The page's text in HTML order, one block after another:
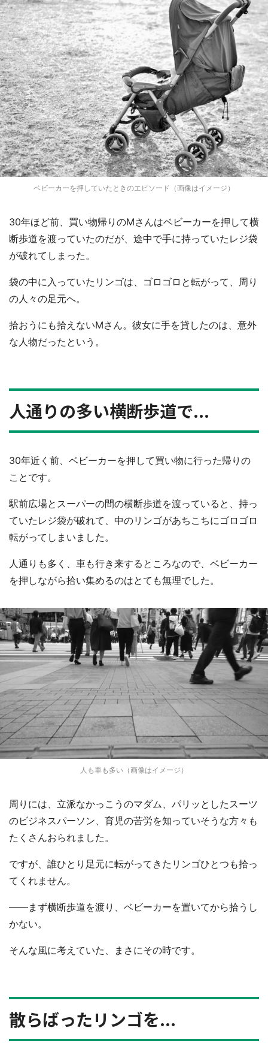
ベビーカーを押していたときのエピソード（画像はイメージ）
30年ほど前、買い物帰りのMさんはベビーカーを押して横
断歩道を渡っていたのだが、途中で手に持っていたレジ袋
が破れてしまった。
袋の中に入っていたリンゴは、ゴロゴロと転がって、周り
の人々の足元へ。
拾おうにも拾えないMさん。彼女に手を貸したのは、意外
な人物だったという。
人通りの多い横断歩道で...
30年近く前、ベビーカーを押して買い物に行った帰りの
ことです。
駅前広場とスーパーの間の横断歩道を渡っていると、持っ
ていたレジ袋が破れて、中のリンゴがあちこちにゴロゴロ
転がってしまいました。
人通りも多く、車も行き来するところなので、ベビーカー
を押しながら拾い集めるのはとても無理でした。
人も車も多い（画像はイメージ）
周りには、立派なかっこうのマダム、パリッとしたスーツ
のビジネスパーソン、育児の苦労を知っていそうな方々も
たくさんおられました。
ですが、誰ひとり足元に転がってきたリンゴひとつも拾っ
てくれません。
――まず横断歩道を渡り、ベビーカーを置いてから拾うし
かない。
そんな風に考えていた、まさにその時です。
散らばったリンゴを...